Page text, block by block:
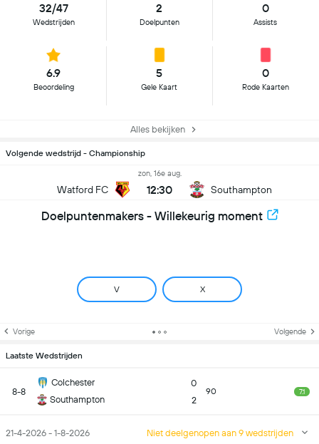
32/47
Wedstrijden
2
Doelpunten
0
Assists
6.9
Beoordeling
5
Gele Kaart
0
Rode Kaarten
Alles bekijken
Volgende wedstrijd - Championship
Watford FC
zon, 16e aug.
12:30 Southampton
Doelpuntenmakers - Willekeurig moment
V X
Vorige Volgende
Laatste Wedstrijden
8-8
Colchester
Southampton
0
2
90 7.1
21-4-2026 - 1-8-2026 Niet deelgenopen aan 9 wedstrijden